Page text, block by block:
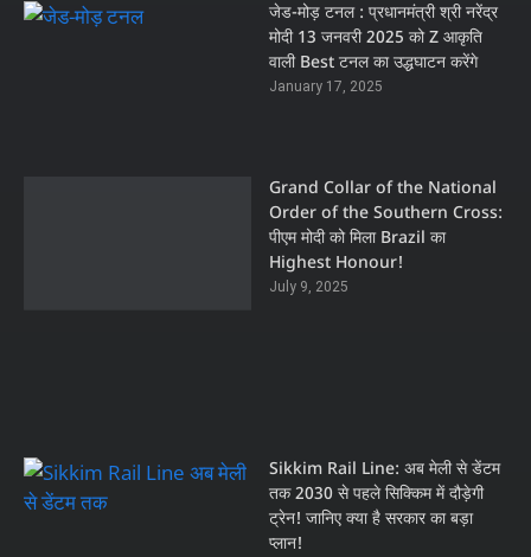
जेड-मोड़ टनल : प्रधानमंत्री श्री नरेंद्र
मोदी 13 जनवरी 2025 को Z आकृति
वाली Best टनल का उद्धघाटन करेंगे
January 17, 2025
Grand Collar of the National
Order of the Southern Cross:
पीएम मोदी को मिला Brazil का
Highest Honour!
July 9, 2025
Sikkim Rail Line: अब मेली से डेंटम
तक 2030 से पहले सिक्किम में दौड़ेगी
ट्रेन! जानिए क्या है सरकार का बड़ा
प्लान!